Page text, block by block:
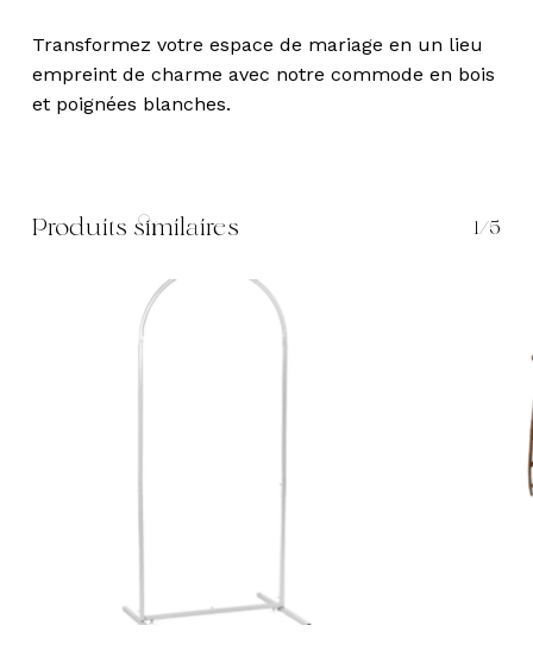
Transformez votre espace de mariage en un lieu
empreint de charme avec notre commode en bois
et poignées blanches.
Produits similaires 1/5